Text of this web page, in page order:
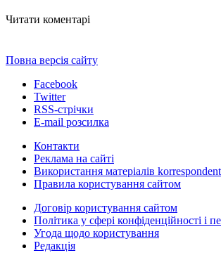
Читати коментарі
Повна версія сайту
Facebook
Twitter
RSS-стрічки
E-mail розсилка
Контакти
Реклама на сайті
Використання матеріалів
Правила користування сайтом
Договір користування сайтом
Політика у сфері конфіденційності і
Угода щодо користування
Редакція